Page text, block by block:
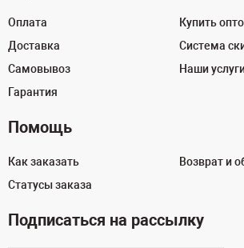
Оплата
Доставка
Самовывоз
Гарантия
Купить
Система
Наши
Помощь
Как заказать
Статусы заказа
Возврат и
Подписаться на рассылку